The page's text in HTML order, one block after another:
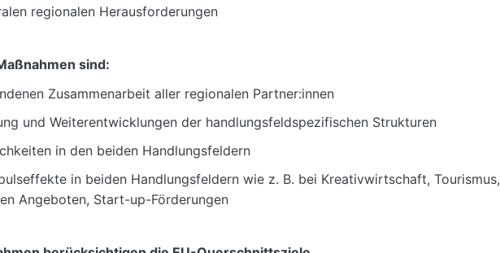
regionalen Herausforderungen
sind:
Zusammenarbeit aller regionalen Partner:innen
und Weiterentwicklungen der handlungsfeldspezifischen Strukturen
in den beiden Handlungsfeldern
in beiden Handlungsfeldern wie z. B. bei Kreativwirtschaft, Tourismus,
Angeboten, Start-up-Förderungen